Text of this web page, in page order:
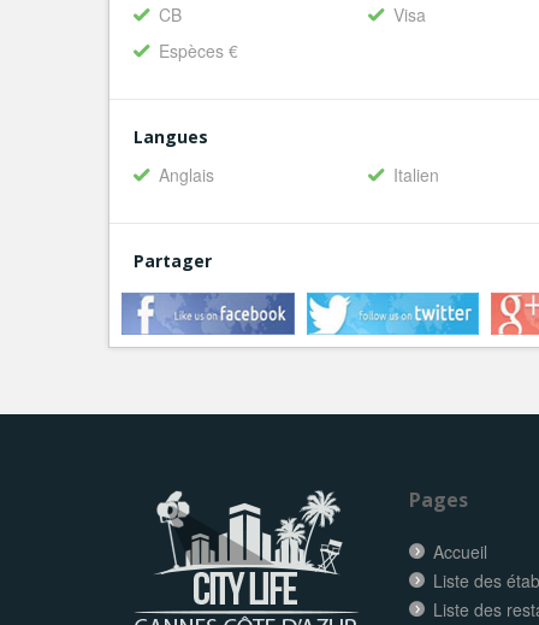
CB
Visa
Espèces €
Langues
Anglais Italien
Partager
Pages
Accueil
Liste des
Liste des